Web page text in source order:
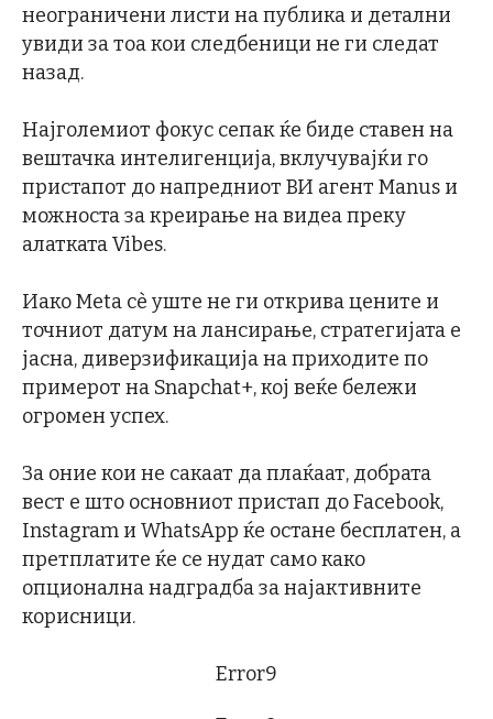
неограничени листи на публика и детални
увиди за тоа кои следбеници не ги следат
назад.
Најголемиот фокус сепак ќе биде ставен на
вештачка интелигенција, вклучувајќи го
пристапот до напредниот ВИ агент Manus и
можноста за креирање на видеа преку
алатката Vibes.
Иако Meta сè уште не ги открива цените и
точниот датум на лансирање, стратегијата е
јасна, диверзификација на приходите по
примерот на Snapchat+, кој веќе бележи
огромен успех.
За оние кои не сакаат да плаќаат, добрата
вест е што основниот пристап до Facebook,
Instagram и WhatsApp ќе остане бесплатен, а
претплатите ќе се нудат само како
опционална надградба за најактивните
корисници.
Error9